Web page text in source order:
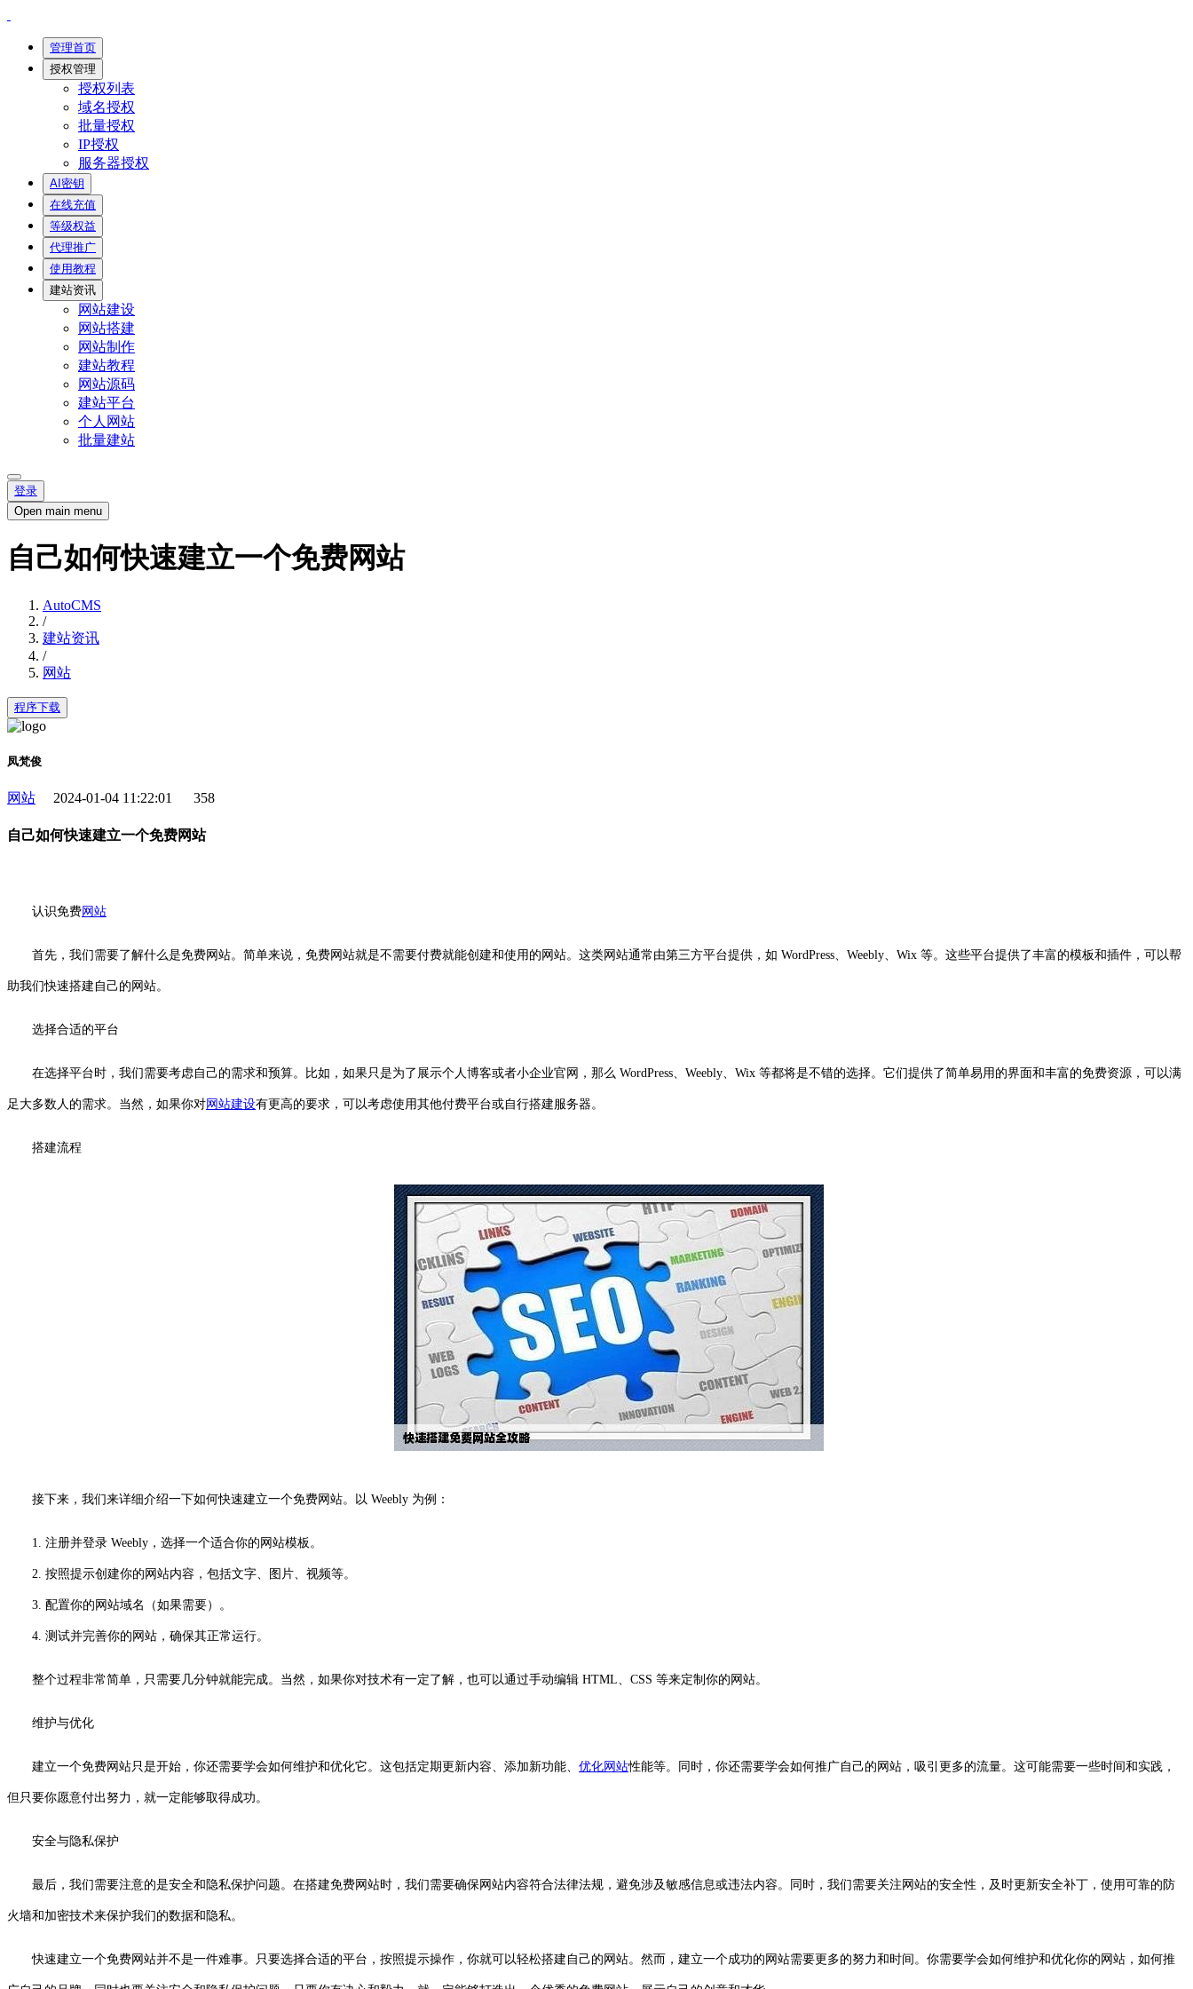
管理首页
授权管理
授权列表
域名授权
批量授权
IP授权
服务器授权
AI密钥
在线充值
等级权益
代理推广
使用教程
建站资讯
网站建设
网站搭建
网站制作
建站教程
网站源码
建站平台
个人网站
批量建站
登录
Open main menu
自己如何快速建立一个免费网站
AutoCMS
/
建站资讯
/
网站
程序下载
凤梵俊
网站 2024-01-04 11:22:01 358
自己如何快速建立一个免费网站
认识免费网站
首先，我们需要了解什么是免费网站。简单来说，免费网站就是不需要付费就能创建和使用的网站。这类网站通常由第三方平台提供，如 WordPress、Weebly、Wix 等。这些平台提供了丰富的模板和插件，可以帮
助我们快速搭建自己的网站。
选择合适的平台
在选择平台时，我们需要考虑自己的需求和预算。比如，如果只是为了展示个人博客或者小企业官网，那么 WordPress、Weebly、Wix 等都将是不错的选择。它们提供了简单易用的界面和丰富的免费资源，可以满
足大多数人的需求。当然，如果你对网站建设有更高的要求，可以考虑使用其他付费平台或自行搭建服务器。
搭建流程
接下来，我们来详细介绍一下如何快速建立一个免费网站。以 Weebly 为例：
1. 注册并登录 Weebly，选择一个适合你的网站模板。
2. 按照提示创建你的网站内容，包括文字、图片、视频等。
3. 配置你的网站域名（如果需要）。
4. 测试并完善你的网站，确保其正常运行。
整个过程非常简单，只需要几分钟就能完成。当然，如果你对技术有一定了解，也可以通过手动编辑 HTML、CSS 等来定制你的网站。
维护与优化
建立一个免费网站只是开始，你还需要学会如何维护和优化它。这包括定期更新内容、添加新功能、 优化网站性能等。同时，你还需要学会如何推广自己的网站，吸引更多的流量。这可能需要一些时间和实践，
但只要你愿意付出努力，就一定能够取得成功。
安全与隐私保护
最后，我们需要注意的是安全和隐私保护问题。在搭建免费网站时，我们需要确保网站内容符合法律法规，避免涉及敏感信息或违法内容。同时，我们需要关注网站的安全性，及时更新安全补丁，使用可靠的防
火墙和加密技术来保护我们的数据和隐私。
快速建立一个免费网站并不是一件难事。只要选择合适的平台，按照提示操作，你就可以轻松搭建自己的网站。然而，建立一个成功的网站需要更多的努力和时间。你需要学会如何维护和优化你的网站，如何推